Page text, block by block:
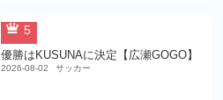
5
優勝はKUSUNAに決定【広瀬GOGO】
2026-08-02 サッカー